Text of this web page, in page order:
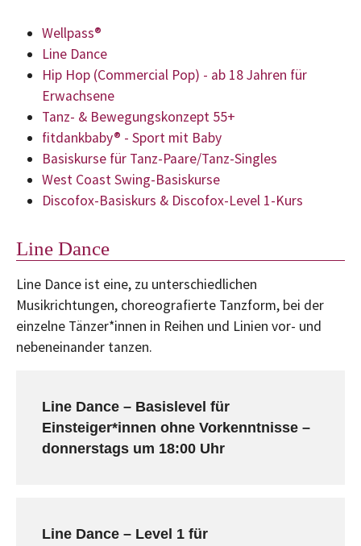
Wellpass®
Line Dance
Hip Hop (Commercial Pop) - ab 18 Jahren für
Erwachsene
Tanz- & Bewegungskonzept 55+
fitdankbaby® - Sport mit Baby
Basiskurse für Tanz-Paare/Tanz-Singles
West Coast Swing-Basiskurse
Discofox-Basiskurs & Discofox-Level 1-Kurs
Line Dance
Line Dance ist eine, zu unterschiedlichen
Musikrichtungen, choreografierte Tanzform, bei der
einzelne Tänzer*innen in Reihen und Linien vor- und
nebeneinander tanzen.
Line Dance – Basislevel für
Einsteiger*innen ohne Vorkenntnisse –
donnerstags um 18:00 Uhr
Line Dance – Level 1 für